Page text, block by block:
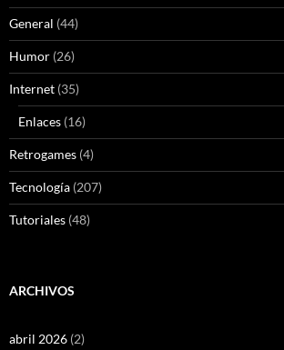
General (44)
Humor (26)
Internet (35)
Enlaces (16)
Retrogames (4)
Tecnología (207)
Tutoriales (48)
ARCHIVOS
abril 2026 (2)